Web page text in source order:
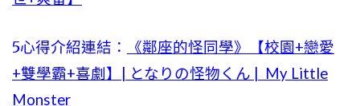
5心得介紹連結：
《鄰座的怪同學》【校園+戀愛
+雙學霸+喜劇】| となりの怪物くん | My Little
Monster